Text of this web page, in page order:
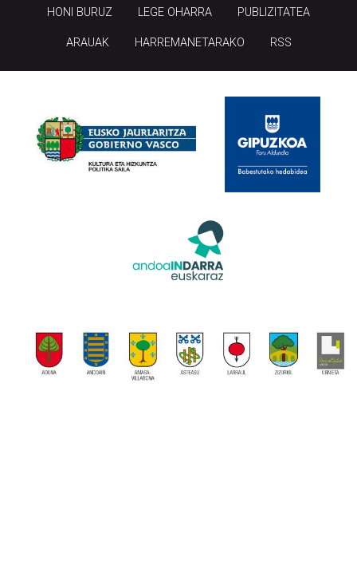
HONI BURUZ LEGE OHARRA PUBLIZITATEA
ARAUAK HARREMANETARAKO RSS